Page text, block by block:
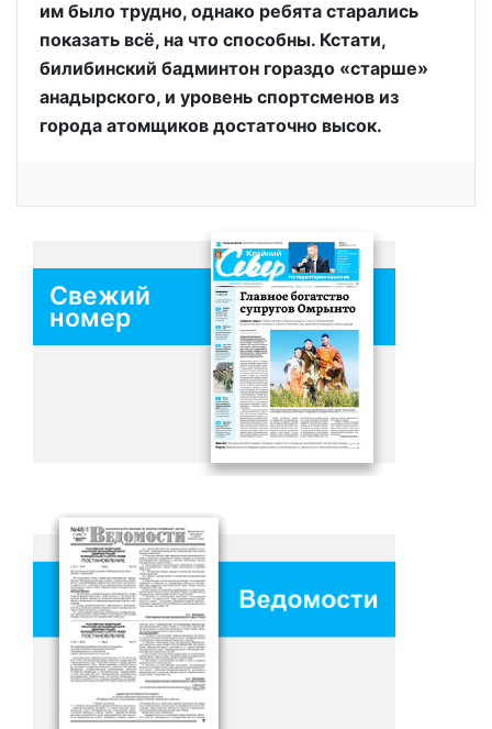
им было трудно, однако ребята старались
показать всё, на что способны. Кстати,
билибинский бадминтон гораздо «старше»
анадырского, и уровень спортсменов из
города атомщиков достаточно высок.
Свежий
номер